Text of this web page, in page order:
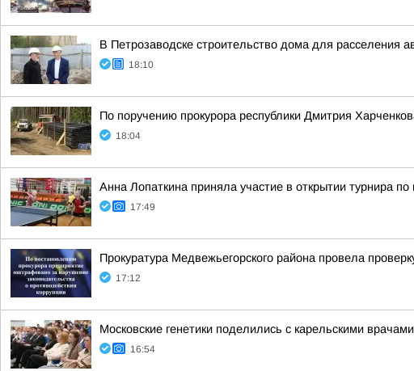
В Петрозаводске строительство дома для расселения
18:10
По поручению прокурора республики Дмитрия
18:04
Анна Лопаткина приняла участие в открытии турнира по
17:49
Прокуратура Медвежьегорского района провела
17:12
Московские генетики поделились с карельскими
16:54